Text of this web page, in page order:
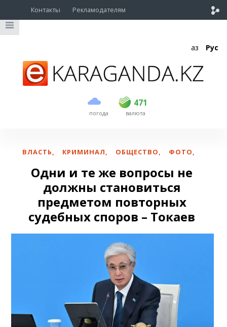
Контакты Рекламодателям
Қаз Рус
погода
471
USD 469.5
EUR валюта
ВЛАСТЬ, КРИМИНАЛ, ОБЩЕСТВО, ФОТО,
Одни и те же вопросы не
должны становиться
предметом повторных
судебных споров – Токаев